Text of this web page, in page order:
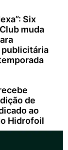
Six
muda
publicitária
de
ao
Hidrofoil